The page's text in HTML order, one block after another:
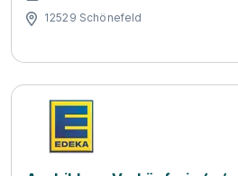
12529 Schönefeld